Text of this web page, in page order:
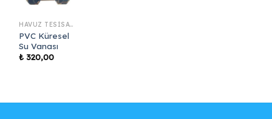
HAVUZ TESISAT MALZEMELERI
PVC Küresel
Su Vanası
₺ 320,00